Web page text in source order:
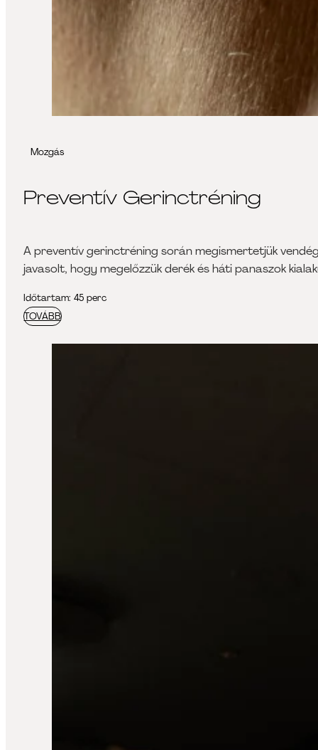
Mozgás
Preventív Gerinctréning
A preventív gerinctréning során megismertetjük
javasolt, hogy megelőzzük derék és háti panaszok
Időtartam: 45 perc
TOVÁBB